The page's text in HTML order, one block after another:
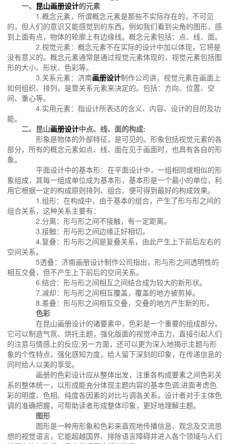
一、 昆山画册设计的元素
1.概念元素，所谓概念元素是那些不实际存在的，不可见
的，但人们的意识又能感觉到的东西。例如我们看到尖角的图形，感
到上面有点，物体的轮廓上有边缘线。概念元素包括：点、线、面。
2.视觉元素：概念元素不在实际的设计中加以体现，它将是
没有意义的。概念元素通常是通过视觉元素体现的，视觉元素包括图
形的大小、形状、色彩等。
3.关系元素：济南画册设计制作公司讲，视觉元素在画面上
如何组织、排列，是靠关系元素来决定的。包括：方向、位置、空
间、重心等。
4.实用元素：指设计所表达的含义、内容、设计的目的及功
能。
二、昆山画册设计中点、线、面的构成:
形象是物体的外部特征，是可见的。形象包括视觉元素的各
部分，所有的概念元素如点、线、面在见于画面时，也具有各自的形
象。
平面设计中的基本形：在平面设计中，一组相同或相似的形
象组成，其每一组成单位成为基本形，基本形是一个最小的单位，利
用它根据一定的构成原则排列、组合、便可得到最好的构成效果。
1.组形：在构成中，由于基本的组合，产生了形与形之间的
组合关系，这种关系主要有：
2.分离：形与形之间不接触，有一定距离。
3.接触：形与形之间边缘正好相切。
4.复叠：形与形之间是复叠关系，由此产生上下前后左右的
空间关系。
5透叠：济南画册设计制作公司指出，形与形之间透明性的
相互交叠，但不产生上下前后的空间关系。
6.结合：形与形之间相互之间结合成为较大的新形状。
7.减却：形与形之间相互覆盖，覆盖的地方被剪掉。
8.差叠：形与形之间相互交叠，交叠的地方产生新的形。
色彩
在昆山画册设计的诸要素中，色彩是一个重要的组成部分。
它可以制造气氛、烘托主题，强化版面的视觉冲击力，直接引起人们
的注意与情感上的反应;另一方面，还可以更为深入地揭示主题与形
象的个性特点，强化感知力度，给人留下深刻的印象，在传递信息的
同时给人以美的享受。
画册的色彩设计应从整体出发，注重各构成要素之间色彩关
系的整体统一，以形成能充分体现主题内容的基本色调;进面考虑色
彩的明度、色相、纯度各因素的对比与调各关系。设计者对于主体色
调的准确把握，可帮助读者形成整体印象，更好地理解主题。
图形
图形是一种用形象和色彩来直观地传播信息、观念及交流思
想的视觉语言，它能超越国界、排除语言障碍并进入各个领域与人们